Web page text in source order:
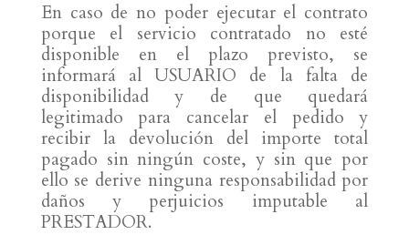
En caso de no poder ejecutar el contrato
porque el servicio contratado no esté
disponible en el plazo previsto, se
informará al USUARIO de la falta de
disponibilidad y de que quedará
legitimado para cancelar el pedido y
recibir la devolución del importe total
pagado sin ningún coste, y sin que por
ello se derive ninguna responsabilidad por
daños y perjuicios imputable al
PRESTADOR.